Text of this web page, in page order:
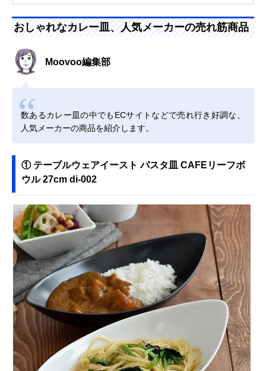
おしゃれなカレー皿、人気メーカーの売れ筋商品
Moovoo編集部
数あるカレー皿の中でもECサイトなどで売れ行き好調な、
人気メーカーの商品を紹介します。
① ‎テーブルウェアイースト パスタ皿 CAFEリーフボ
ウル 27cm di-002